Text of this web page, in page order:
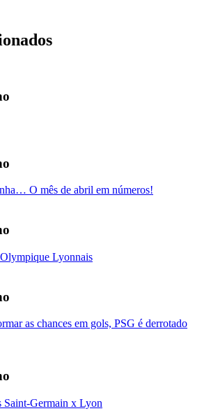
O mês de abril em números!
Lyonnais
as chances em gols, PSG é derrotado
Saint-Germain x Lyon